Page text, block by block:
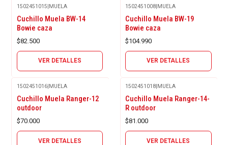
1502451015|MUELA
Cuchillo Muela BW-14
Bowie caza
$82.500
VER DETALLES
1502451008|MUELA
Cuchillo Muela BW-19
Bowie caza
$104.990
VER DETALLES
1502451016| MUELA
Cuchillo Muela Ranger-12
outdoor
$70.000
VER DETALLES
1502451018 MUELA
Cuchillo Muela Ranger-14-
R outdoor
$81.000
VER DETALLES